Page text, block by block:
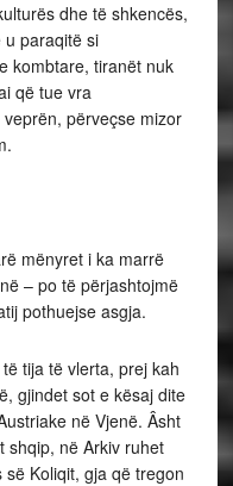
dhe të shkencës,
paraqitë si
kombtare, tiranët nuk
që tue vra
përveçse mizor
mënyret i ka marrë
– po të përjashtojmë
pothuejse asgja.
tija të vlerta, prej kah
gjindet sot e kësaj dite
në Vjenë. Âsht
shqip, në Arkiv ruhet
Koliqit, gja që tregon